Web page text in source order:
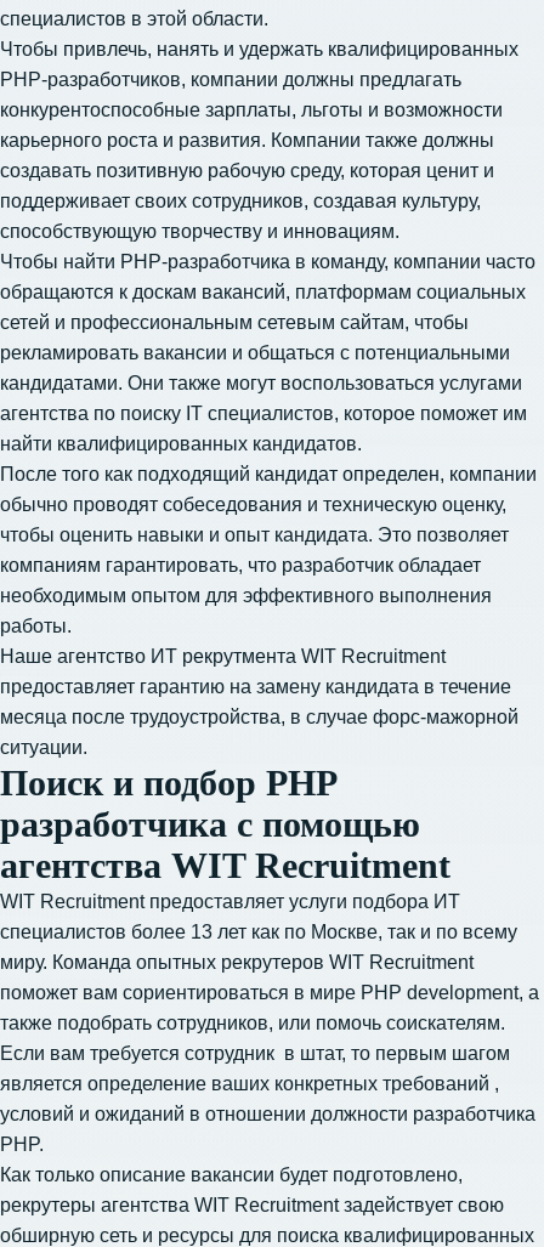
специалистов в этой области.
Чтобы привлечь, нанять и удержать квалифицированных
PHP-разработчиков, компании должны предлагать
конкурентоспособные зарплаты, льготы и возможности
карьерного роста и развития. Компании также должны
создавать позитивную рабочую среду, которая ценит и
поддерживает своих сотрудников, создавая культуру,
способствующую творчеству и инновациям.
Чтобы найти PHP-разработчика в команду, компании часто
обращаются к доскам вакансий, платформам социальных
сетей и профессиональным сетевым сайтам, чтобы
рекламировать вакансии и общаться с потенциальными
кандидатами. Они также могут воспользоваться услугами
агентства по поиску IT специалистов, которое поможет им
найти квалифицированных кандидатов.
После того как подходящий кандидат определен, компании
обычно проводят собеседования и техническую оценку,
чтобы оценить навыки и опыт кандидата. Это позволяет
компаниям гарантировать, что разработчик обладает
необходимым опытом для эффективного выполнения
работы.
Наше агентство ИТ рекрутмента WIT Recruitment
предоставляет гарантию на замену кандидата в течение
месяца после трудоустройства, в случае форс-мажорной
ситуации.
Поиск и подбор PHP
разработчика с помощью
агентства WIT Recruitment
WIT Recruitment предоставляет услуги подбора ИТ
специалистов более 13 лет как по Москве, так и по всему
миру. Команда опытных рекрутеров WIT Recruitment
поможет вам сориентироваться в мире PHP development, а
также подобрать сотрудников, или помочь соискателям.
Если вам требуется сотрудник в штат, то первым шагом
является определение ваших конкретных требований ,
условий и ожиданий в отношении должности разработчика
PHP.
Как только описание вакансии будет подготовлено,
рекрутеры агентства WIT Recruitment задействует свою
обширную сеть и ресурсы для поиска квалифицированных